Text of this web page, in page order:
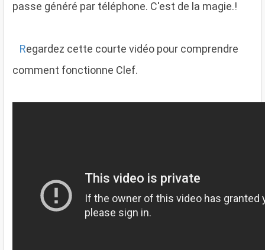
passe généré par téléphone. C'est de la magie.!
Regardez cette courte vidéo pour comprendre
comment fonctionne Clef.